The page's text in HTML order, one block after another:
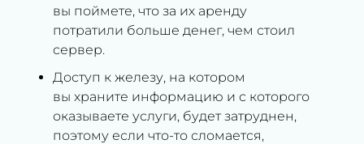
вы поймете, что за их аренду
потратили больше денег, чем стоил
сервер.
Доступ к железу, на котором
вы храните информацию и с которого
оказываете услуги, будет затруднен,
поэтому если что-то сломается,